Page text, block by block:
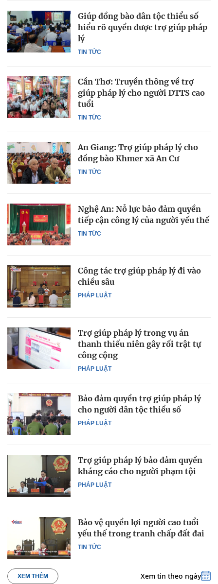
TIN TỨC
Giúp đồng bào dân tộc thiểu số
hiểu rõ quyền được trợ giúp pháp
lý
TIN TỨC
Cần Thơ: Truyền thông về trợ
giúp pháp lý cho người DTTS cao
tuổi
TIN TỨC
An Giang: Trợ giúp pháp lý cho
đồng bào Khmer xã An Cư
TIN TỨC
Nghệ An: Nỗ lực bảo đảm quyền
tiếp cận công lý của người yếu thế
PHÁP LUẬT
Công tác trợ giúp pháp lý đi vào
chiều sâu
PHÁP LUẬT
Trợ giúp pháp lý trong vụ án
thanh thiếu niên gây rối trật tự
công cộng
PHÁP LUẬT
Bảo đảm quyền trợ giúp pháp lý
cho người dân tộc thiểu số
PHÁP LUẬT
Trợ giúp pháp lý bảo đảm quyền
kháng cáo cho người phạm tội
TIN TỨC
Bảo vệ quyền lợi người cao tuổi
yếu thế trong tranh chấp đất đai
XEM THÊM Xem tin theo ngày